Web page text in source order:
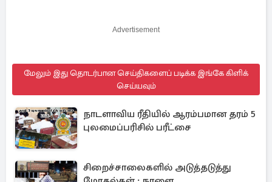
Advertisement
மேலும் இது தொடர்பான செய்திகளைப் படிக்க இங்கே கிளிக்
செய்யவும்
நாடளாவிய ரீதியில் ஆரம்பமான தரம் 5
புலமைப்பரிசில் பரீட்சை
சிறைச்சாலைகளில் அடுத்தடுத்து